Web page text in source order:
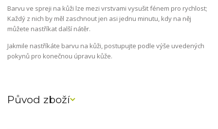
Barvu ve spreji na kůži lze mezi vrstvami vysušit fénem pro rychlost;
Každý z nich by měl zaschnout jen asi jednu minutu, kdy na něj
můžete nastříkat další nátěr.
Jakmile nastříkáte barvu na kůži, postupujte podle výše uvedených
pokynů pro konečnou úpravu kůže.
Původ zboží